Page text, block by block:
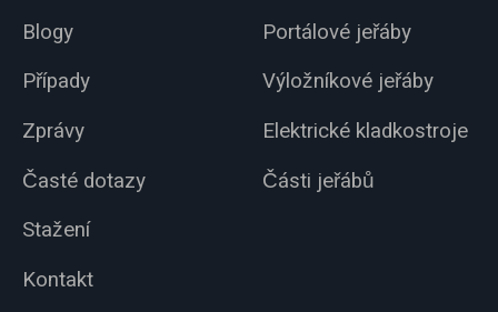
Blogy
Případy
Zprávy
Časté dotazy
Stažení
Kontakt
Portálové jeřáby
Výložníkové jeřáby
Elektrické kladkostroje
Části jeřábů